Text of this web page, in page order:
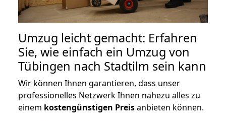
Umzug leicht gemacht: Erfahren
Sie, wie einfach ein Umzug von
Tübingen nach Stadtilm sein kann
Wir können Ihnen garantieren, dass unser
professionelles Netzwerk Ihnen nahezu alles zu
einem kostengünstigen Preisanbieten können.